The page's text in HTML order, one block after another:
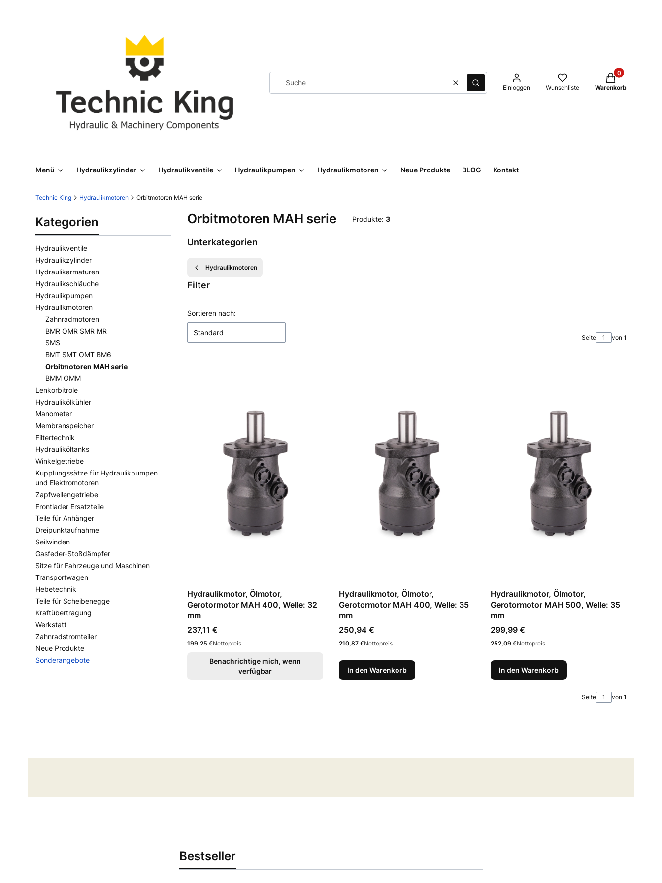
LöschenSuche Einloggen Wunschliste
Produkte im
Warenkorb
Menü Hydraulikzylinder Hydraulikventile Hydraulikpumpen Hydraulikmotoren Neue Produkte BLOG Kontakt
Technic King Hydraulikmotoren Orbitmotoren MAH serie
Kategorien
Hydraulikventile
Hydraulikzylinder
Hydraulikarmaturen
Hydraulikschläuche
Hydraulikpumpen
Hydraulikmotoren
Zahnradmotoren
BMR OMR SMR MR
SMS
BMT SMT OMT BM6
Orbitmotoren MAH serie
BMM OMM
Lenkorbitrole
Hydraulikölkühler
Manometer
Membranspeicher
Filtertechnik
Hydrauliköltanks
Winkelgetriebe
Kupplungssätze für Hydraulikpumpen
und Elektromotoren
Zapfwellengetriebe
Frontlader Ersatzteile
Teile für Anhänger
Dreipunktaufnahme
Seilwinden
Gasfeder-Stoßdämpfer
Sitze für Fahrzeuge und Maschinen
Transportwagen
Hebetechnik
Teile für Scheibenegge
Kraftübertragung
Werkstatt
Zahnradstromteiler
Neue Produkte
Sonderangebote
Orbitmotoren MAH serie Produkte: 3
Unterkategorien
Hydraulikmotoren
Filter
Ende der Filter
Produktliste
Sortieren nach:
Standard
Seite von 1
Hydraulikmotor, Ölmotor,
Gerotormotor MAH 400, Welle: 32
mm
Preis
237,11 €
Preis
199,25 €Nettopreis
Benachrichtige mich, wenn
verfügbar
Hydraulikmotor, Ölmotor,
Gerotormotor MAH 400, Welle: 35
mm
Preis
250,94 €
Preis
210,87 €Nettopreis
In den Warenkorb
Hydraulikmotor, Ölmotor,
Gerotormotor MAH 500, Welle: 35
mm
Preis
299,99 €
Preis
252,09 €Nettopreis
In den Warenkorb
Seite von 1
Bestseller